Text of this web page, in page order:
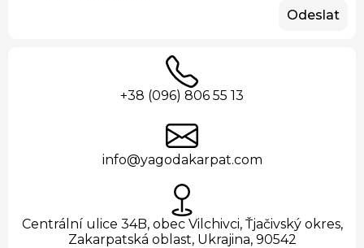
Odeslat
+38 (096) 806 55 13
info@yagodakarpat.com
Centrální ulice 34B, obec Vilchivci, Ťjačivský okres,
Zakarpatská oblast, Ukrajina, 90542